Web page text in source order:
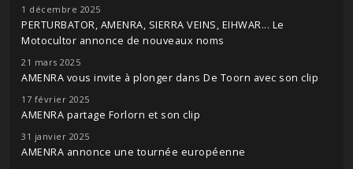
1 décembre 2025
PERTURBATOR, AMENRA, SIERRA VEINS, EIHWAR... Le
Motocultor annonce de nouveaux noms
21 mars 2025
AMENRA vous invite à plonger dans De Toorn avec son clip
17 février 2025
AMENRA partage Forlorn et son clip
31 janvier 2025
AMENRA annonce une tournée européenne